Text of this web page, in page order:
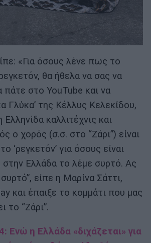
«Για όσους λένε πως το
θα ήθελα να σας να
στο YouTube και να
Γλύκα’ της Κέλλυς Κελεκίδου,
Ελληνίδα καλλιτέχνις και
ο χορός (σ.σ. στο “Ζάρι”) είναι
‘ρεγκετόν’ για όσους είναι
στην Ελλάδα το λέμε συρτό. Ας
είπε η Μαρίνα Σάττι,
και έπαιξε το κομμάτι που μας
το “Ζάρι”.
Ενώ η Ελλάδα «διχάζεται» για